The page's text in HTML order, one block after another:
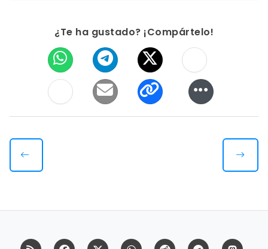
¿Te ha gustado? ¡Compártelo!
RSS FacebookX (Twitter)Whatsapp Reddit Telegram